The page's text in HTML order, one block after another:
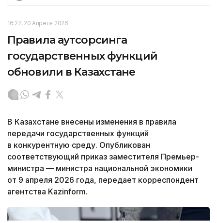
16:27, 20 Апреля 2026
Правила аутсорсинга
государственных функций
обновили в Казахстане
В Казахстане внесены изменения в правила
передачи государственных функций
в конкурентную среду. Опубликован
соответствующий приказ заместителя Премьер-
министра — министра национальной экономики
от 9 апреля 2026 года, передает корреспондент
агентства Kazinform.